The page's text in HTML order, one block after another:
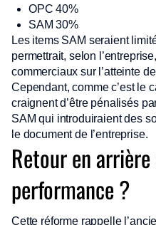
OPC 40%
SAM 30%
Les items SAM seraient
permettrait, selon
commerciaux sur l’atteinte
Cependant, comme c’est le
craignent d’être pénalisés
SAM qui introduiraient des
le document de l’entreprise.
Retour en
performance ?
Cette réforme rappelle